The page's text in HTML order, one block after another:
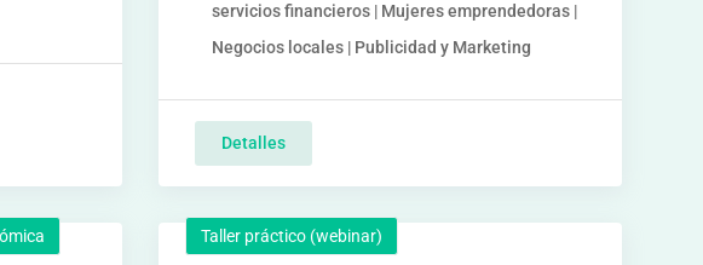
servicios financieros | Mujeres emprendedoras |
Negocios locales | Publicidad y Marketing
Detalles
Taller práctico (webinar)